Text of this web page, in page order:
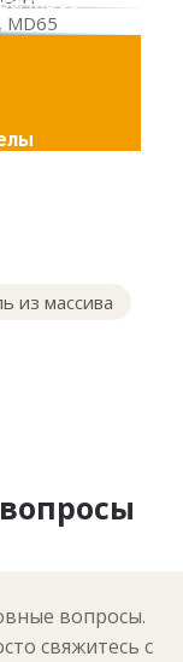
из массива
вопросы.
свяжитесь с